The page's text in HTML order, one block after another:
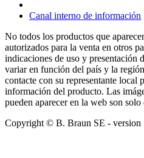
Canal interno de información
No todos los productos que
autorizados para la venta en otros
indicaciones de uso y presentación
variar en función del país y la
contacte con su representante local
información del producto. Las
pueden aparecer en la web son solo
Copyright © B. Braun SE - version